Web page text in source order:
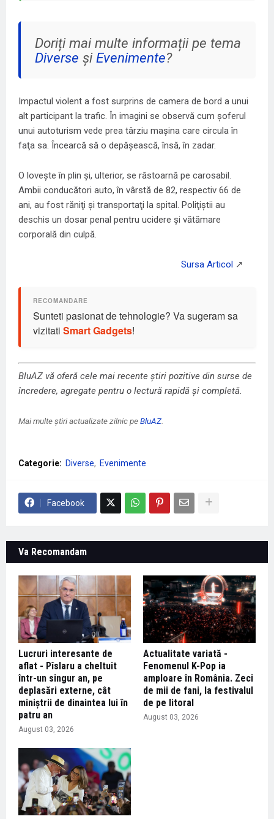
Doriți mai multe informații pe tema
Diverse șiEvenimente?
Impactul violent a fost surprins de camera de bord a unui
alt participant la trafic. În imagini se observă cum şoferul
unui autoturism vede prea târziu maşina care circula în
faţa sa. Încearcă să o depăşească, însă, în zadar.
O loveşte în plin şi, ulterior, se răstoarnă pe carosabil.
Ambii conducători auto, în vârstă de 82, respectiv 66 de
ani, au fost răniţi şi transportaţi la spital. Poliţiştii au
deschis un dosar penal pentru ucidere şi vătămare
corporală din culpă.
Sunteti pasionat de tehnologie? Va sugeram sa
vizitati Smart Gadgets!
BluAZ vă oferă cele mai recente știri pozitive din surse de
încredere, agregate pentru o lectură rapidă și completă.
Mai multe știri actualizate zilnic peBluAZ
Categorie: Diverse Evenimente
Facebook
Va Recomandam
Lucruri interesante de
aflat - Pîslaru a cheltuit
într-un singur an, pe
deplasări externe, cât
miniștrii de dinaintea lui în
patru an
August 03, 2026
Actualitate variată -
Fenomenul K-Pop ia
amploare în România. Zeci
de mii de fani, la festivalul
de pe litoral
August 03, 2026